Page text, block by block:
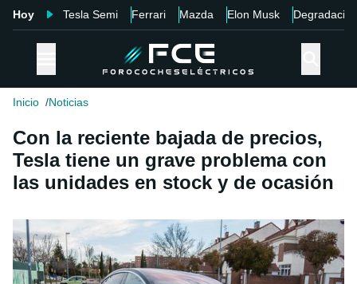
Hoy Tesla Semi Ferrari Mazda Elon Musk Degradación
Inicio Noticias
Con la reciente bajada de precios,
Tesla tiene un grave problema con
las unidades en stock y de ocasión